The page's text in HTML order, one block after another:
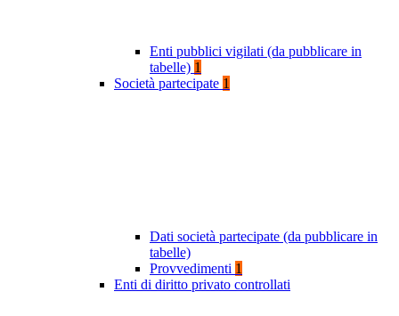
Enti pubblici vigilati (da pubblicare in
tabelle) 1
Società partecipate 1
Dati società partecipate (da pubblicare in
tabelle)
Provvedimenti 1
Enti di diritto privato controllati